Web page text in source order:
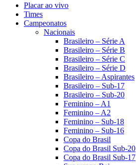
Placar ao vivo
Times
Campeonatos
Nacionais
Brasileiro – Série A
Brasileiro – Série B
Brasileiro – Série C
Brasileiro – Série D
Brasileiro – Aspirantes
Brasileiro – Sub-17
Brasileiro – Sub-20
Feminino – A1
Feminino – A2
Feminino – Sub-18
Feminino – Sub-16
Copa do Brasil
Copa do Brasil Sub-20
Copa do Brasil Sub-17